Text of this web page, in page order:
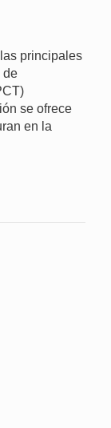
principales
de
se ofrece
en la